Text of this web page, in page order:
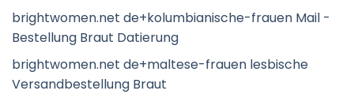
brightwomen.net de+kolumbianische-frauen Mail -
Bestellung Braut Datierung
brightwomen.net de+maltese-frauen lesbische
Versandbestellung Braut